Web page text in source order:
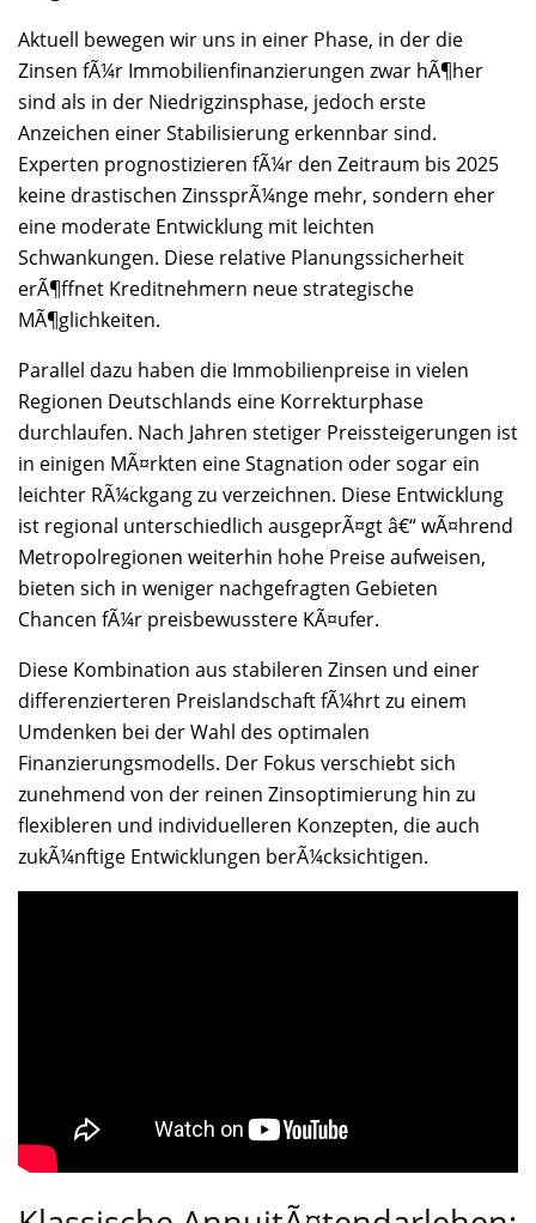
Aktuell bewegen wir uns in einer Phase, in der die
Zinsen fÃ¼r Immobilienfinanzierungen zwar hÃ¶her
sind als in der Niedrigzinsphase, jedoch erste
Anzeichen einer Stabilisierung erkennbar sind.
Experten prognostizieren fÃ¼r den Zeitraum bis 2025
keine drastischen ZinssprÃ¼nge mehr, sondern eher
eine moderate Entwicklung mit leichten
Schwankungen. Diese relative Planungssicherheit
erÃ¶ffnet Kreditnehmern neue strategische
MÃ¶glichkeiten.
Parallel dazu haben die Immobilienpreise in vielen
Regionen Deutschlands eine Korrekturphase
durchlaufen. Nach Jahren stetiger Preissteigerungen ist
in einigen MÃ¤rkten eine Stagnation oder sogar ein
leichter RÃ¼ckgang zu verzeichnen. Diese Entwicklung
ist regional unterschiedlich ausgeprÃ¤gt â€“ wÃ¤hrend
Metropolregionen weiterhin hohe Preise aufweisen,
bieten sich in weniger nachgefragten Gebieten
Chancen fÃ¼r preisbewusstere KÃ¤ufer.
Diese Kombination aus stabileren Zinsen und einer
differenzierteren Preislandschaft fÃ¼hrt zu einem
Umdenken bei der Wahl des optimalen
Finanzierungsmodells. Der Fokus verschiebt sich
zunehmend von der reinen Zinsoptimierung hin zu
flexibleren und individuelleren Konzepten, die auch
zukÃ¼nftige Entwicklungen berÃ¼cksichtigen.